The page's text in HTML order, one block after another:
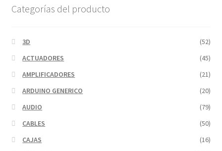
Categorías del producto
3D
(52)
ACTUADORES
(45)
AMPLIFICADORES
(21)
ARDUINO GENERICO
(20)
AUDIO
(79)
CABLES
(50)
CAJAS
(16)